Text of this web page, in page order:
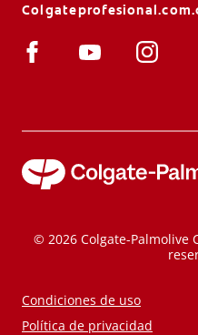
© 2026 Colgate-Palmolive
Condiciones de uso
Política de privacidad